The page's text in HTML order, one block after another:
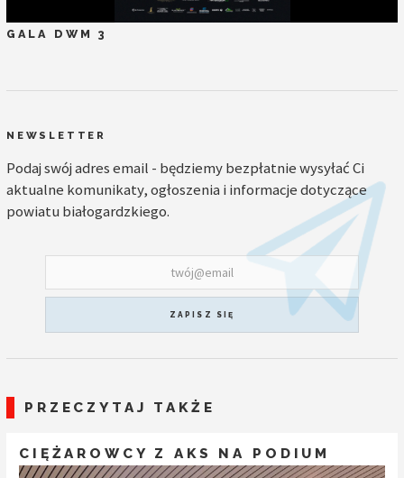
GALA DWM 3
NEWSLETTER
Podaj swój adres email - będziemy bezpłatnie wysyłać Ci
aktualne komunikaty, ogłoszenia i informacje dotyczące
powiatu białogardzkiego.
ZAPISZ SIĘ
PRZECZYTAJ TAKŻE
CIĘŻAROWCY Z AKS NA PODIUM